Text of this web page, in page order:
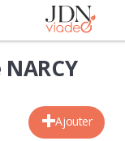
Ajouter